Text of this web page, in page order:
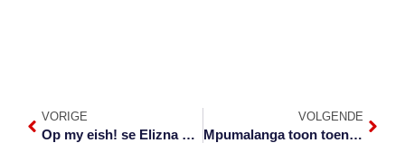
VORIGE
Op my eish! se Elizna vertel van skokbesluit
VOLGENDE
Mpumalanga toon toename in padsterftes oor Paasnaweek